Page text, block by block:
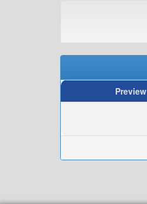
Preview